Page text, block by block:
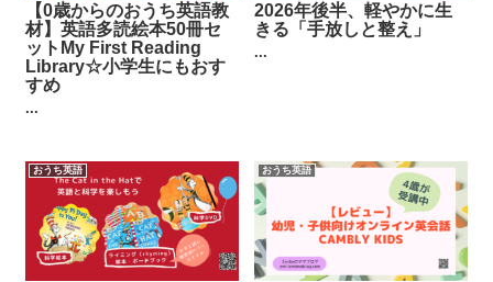
【0歳からのおうち英語教
材】英語多読絵本50冊セ
ットMy First Reading
Library☆小学生にもおす
すめ
...
2026年後半、軽やかに生
きる「手放しと整え」
...
おうち英語 おうち英語